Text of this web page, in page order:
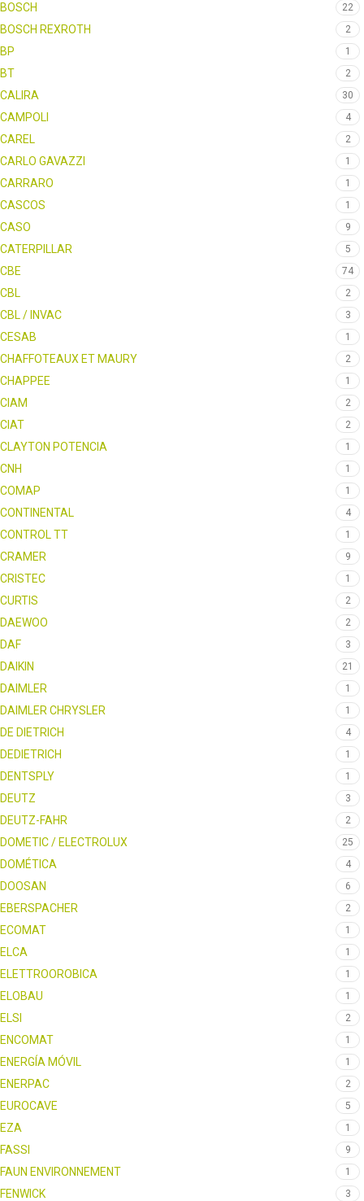
BOSCH 22
BOSCH REXROTH 2
BP 1
BT 2
CALIRA 30
CAMPOLI 4
CAREL 2
CARLO GAVAZZI 1
CARRARO 1
CASCOS 1
CASO 9
CATERPILLAR 5
CBE 74
CBL 2
CBL / INVAC 3
CESAB 1
CHAFFOTEAUX ET MAURY 2
CHAPPEE 1
CIAM 2
CIAT 2
CLAYTON POTENCIA 1
CNH 1
COMAP 1
CONTINENTAL 4
CONTROL TT 1
CRAMER 9
CRISTEC 1
CURTIS 2
DAEWOO 2
DAF 3
DAIKIN 21
DAIMLER 1
DAIMLER CHRYSLER 1
DE DIETRICH 4
DEDIETRICH 1
DENTSPLY 1
DEUTZ 3
DEUTZ-FAHR 2
DOMETIC / ELECTROLUX 25
DOMÉTICA 4
DOOSAN 6
EBERSPACHER 2
ECOMAT 1
ELCA 1
ELETTROOROBICA 1
ELOBAU 1
ELSI 2
ENCOMAT 1
ENERGÍA MÓVIL 1
ENERPAC 2
EUROCAVE 5
EZA 1
FASSI 9
FAUN ENVIRONNEMENT 1
FENWICK 3